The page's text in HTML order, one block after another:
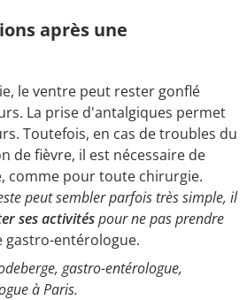
après une
le ventre peut rester gonflé
La prise d'antalgiques permet
Toutefois, en cas de troubles du
de fièvre, il est nécessaire de
comme pour toute chirurgie.
peut sembler parfois très simple, il
ses activitéspour ne pas prendre
gastro-entérologue.
gastro-entérologue,
à Paris.